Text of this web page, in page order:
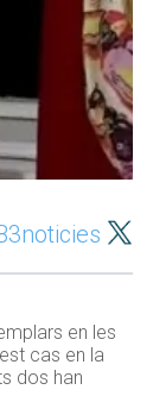
en les
cas en la
dos han